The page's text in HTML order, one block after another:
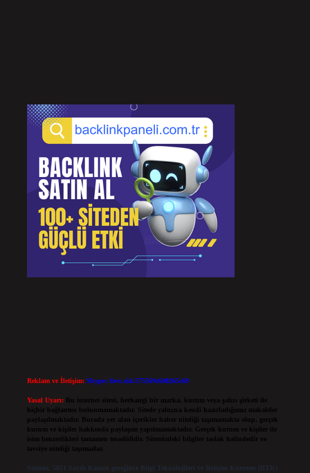
Reklam ve İletişim: Skype: live:.cid.575569c608265c69
Yasal Uyarı:
Bu internet sitesi, herhangi bir marka, kurum veya şahıs şirketi ile
hiçbir bağlantısı bulunmamaktadır. Sitede yalnızca kendi hazırladığımız makaleler
paylaşılmaktadır. Burada yer alan içerikler haber niteliği taşımamakta olup, gerçek
kurum ve kişiler hakkında paylaşım yapılmamaktadır. Gerçek kurum ve kişiler ile
isim benzerlikleri tamamen tesadüfidir. Sitemizdeki bilgiler taslak halindedir ve
tavsiye niteliği taşımazlar.
Sitemiz, 5651 Sayılı Kanun gereğince Bilgi Teknolojileri ve İletişim Kurumu (BTK)